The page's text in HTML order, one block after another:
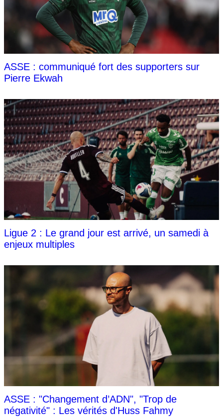
ASSE : communiqué fort des supporters sur
Pierre Ekwah
Ligue 2 : Le grand jour est arrivé, un samedi à
enjeux multiples
ASSE : "Changement d’ADN", "Trop de
négativité" : Les vérités d'Huss Fahmy